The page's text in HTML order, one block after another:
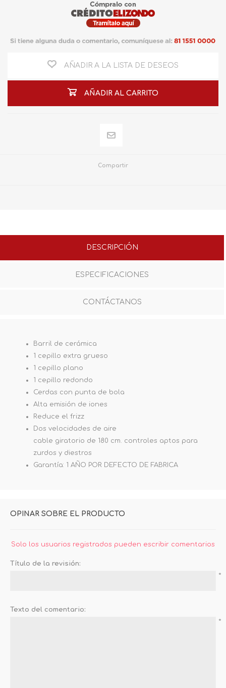
AÑADIR A LA LISTA DE DESEOS
AÑADIR AL CARRITO
Compartir
DESCRIPCIÓN
ESPECIFICACIONES
CONTÁCTANOS
Barril de cerámica
1 cepillo extra grueso
1 cepillo plano
1 cepillo redondo
Cerdas con punta de bola
Alta emisión de iones
Reduce el frizz
Dos velocidades de aire
cable giratorio de 180 cm. controles aptos para
zurdos y diestros
Garantía: 1 AÑO POR DEFECTO DE FABRICA
OPINAR SOBRE EL PRODUCTO
Solo los usuarios registrados pueden escribir comentarios
Título de la revisión:
*
Texto del comentario:
*